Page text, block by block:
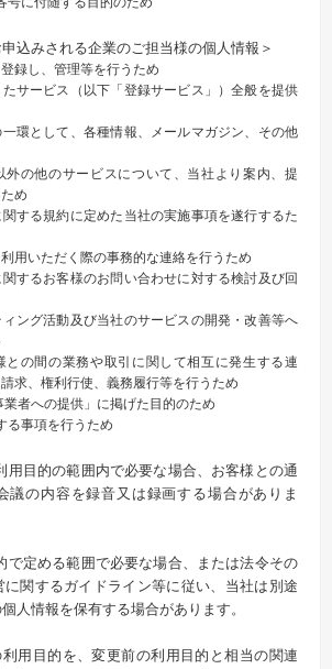
込みされる企業のご担当様の個人情報＞
録し、管理等を行うため
サービス（以下「登録サービス」）全般を提供
環として、各種情報、メールマガジン、その他
外の他のサービスについて、当社より案内、提
め
する規約に定めた当社の実施事項を遂行するた
用いただく際の事務的な連絡を行うため
するお客様のお問い合わせに対する検討及び回
ィング活動及び当社のサービスの開発・改善等へ
との間の業務や取引に関して相互に発生する連
求、権利行使、義務履行等を行うため
業者への提供」に掲げた目的のため
る事項を行うため
用目的の範囲内で必要な場合、お客様との通
議の内容を録音又は録画する場合がありま
で定める範囲で必要な場合、または法令その
関するガイドライン等に従い、当社は別途
人情報を保有する場合があります。
用目的を、変更前の利用目的と相当の関連